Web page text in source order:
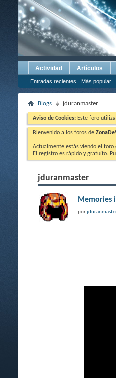
Actividad Artículos
Entradas recientes Más popular
Blogs jduranmaster
Aviso de Cookies: Este foro
Bienvenido a los foros de
Actualmente estás viendo el foro
El registro es rápido y gratuíto.
jduranmaster
Memories
por